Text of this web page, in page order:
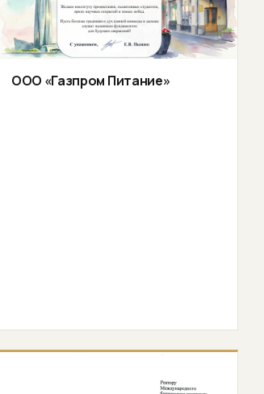
ООО «Газпром Питание»